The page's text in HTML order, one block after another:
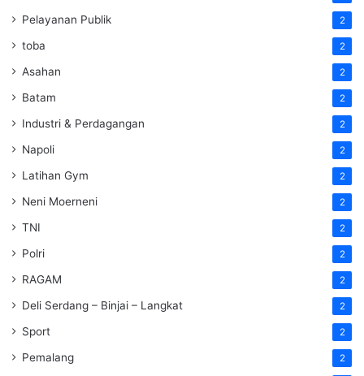
Pelayanan Publik 2
toba 2
Asahan 2
Batam 2
Industri & Perdagangan 2
Napoli 2
Latihan Gym 2
Neni Moerneni 2
TNI 2
Polri 2
RAGAM 2
Deli Serdang – Binjai – Langkat 2
Sport 2
Pemalang 2